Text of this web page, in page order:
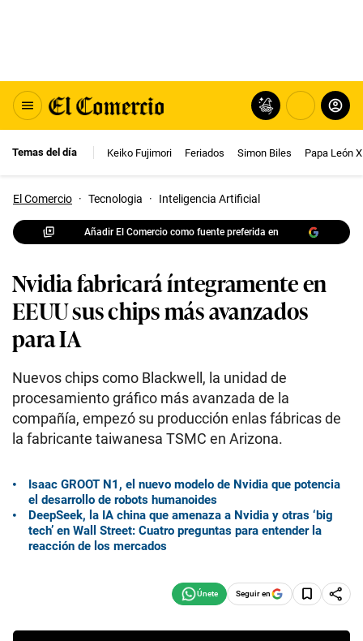
Temas del día Keiko Fujimori Feriados Simon Biles Papa León
El Comercio · Tecnologia · Inteligencia Artificial
Añadir El Comercio como fuente preferida en
Nvidia fabricará íntegramente en
EEUU sus chips más avanzados
para IA
Nuevos chips como Blackwell, la unidad de
procesamiento gráfico más avanzada de la
compañía, empezó su producción enlas fábricas de
la fabricante taiwanesa TSMC en Arizona.
Isaac GROOT N1, el nuevo modelo de Nvidia que potencia
el desarrollo de robots humanoides
DeepSeek, la IA china que amenaza a Nvidia y otras ‘big
tech’ en Wall Street: Cuatro preguntas para entender la
reacción de los mercados
Seguir en